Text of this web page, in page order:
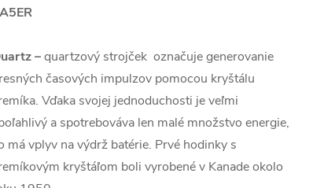
–quartzový strojček označuje generovanie
časových impulzov pomocou kryštálu
Vďaka svojej jednoduchosti je veľmi
a spotrebováva len malé množstvo energie,
má vplyv na výdrž batérie. Prvé hodinky s
kryštáľom boli vyrobené v Kanade okolo